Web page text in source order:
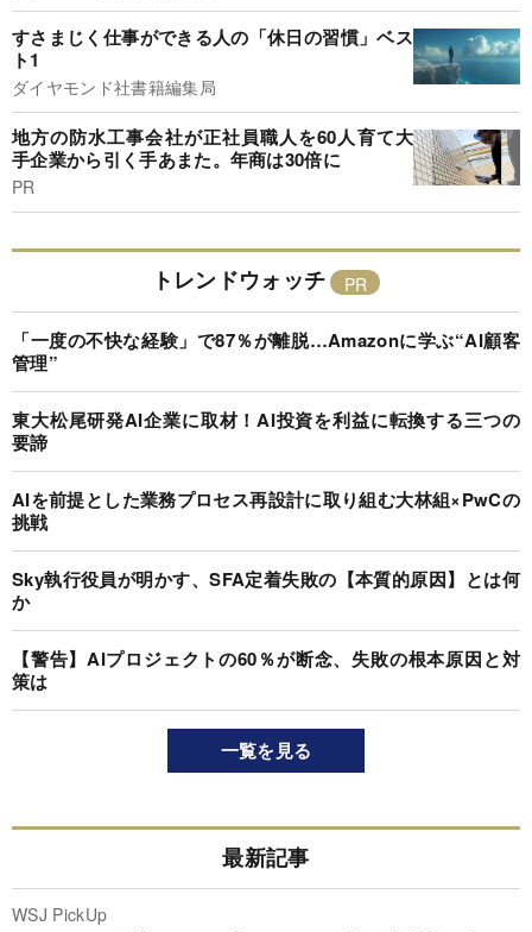
すさまじく仕事ができる人の「休日の習慣」ベス
ト1
ダイヤモンド社書籍編集局
地方の防水工事会社が正社員職人を60人育て大
手企業から引く手あまた。年商は30倍に
PR
トレンドウォッチ
「一度の不快な経験」で87％が離脱…Amazonに学ぶ“AI顧客
管理”
東大松尾研発AI企業に取材！AI投資を利益に転換する三つの
要諦
AIを前提とした業務プロセス再設計に取り組む大林組×PwCの
挑戦
Sky執行役員が明かす、SFA定着失敗の【本質的原因】とは何
か
【警告】AIプロジェクトの60％が断念、失敗の根本原因と対
策は
一覧を見る
最新記事
WSJ PickUp